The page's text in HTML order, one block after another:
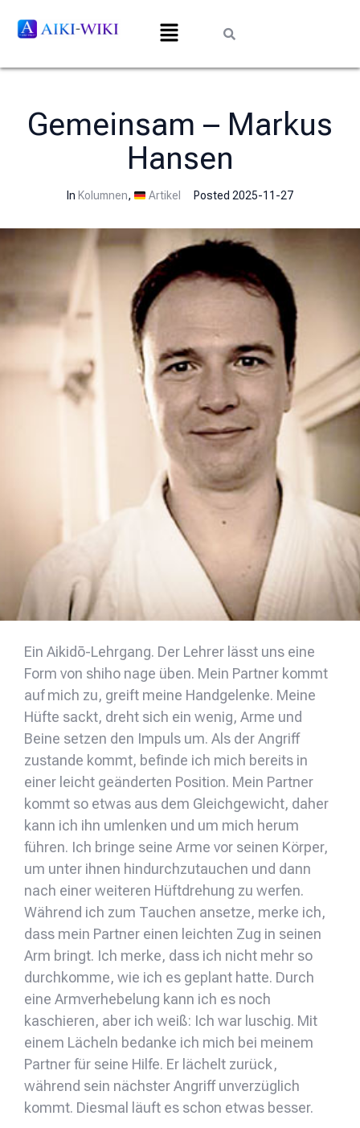
Gemeinsam – Markus
Hansen
In Kolumnen, Artikel Posted 2025-11-27
Ein Aikidō-Lehrgang. Der Lehrer lässt uns eine
Form von shiho nage üben. Mein Partner kommt
auf mich zu, greift meine Handgelenke. Meine
Hüfte sackt, dreht sich ein wenig, Arme und
Beine setzen den Impuls um. Als der Angriff
zustande kommt, befinde ich mich bereits in
einer leicht geänderten Position. Mein Partner
kommt so etwas aus dem Gleichgewicht, daher
kann ich ihn umlenken und um mich herum
führen. Ich bringe seine Arme vor seinen Körper,
um unter ihnen hindurchzutauchen und dann
nach einer weiteren Hüftdrehung zu werfen.
Während ich zum Tauchen ansetze, merke ich,
dass mein Partner einen leichten Zug in seinen
Arm bringt. Ich merke, dass ich nicht mehr so
durchkomme, wie ich es geplant hatte. Durch
eine Armverhebelung kann ich es noch
kaschieren, aber ich weiß: Ich war luschig. Mit
einem Lächeln bedanke ich mich bei meinem
Partner für seine Hilfe. Er lächelt zurück,
während sein nächster Angriff unverzüglich
kommt. Diesmal läuft es schon etwas besser.